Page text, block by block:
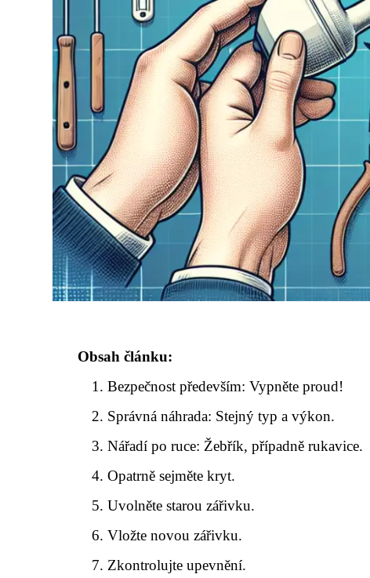
Obsah článku:
Bezpečnost především: Vypněte proud!
Správná náhrada: Stejný typ a výkon.
Nářadí po ruce: Žebřík, případně rukavice.
Opatrně sejměte kryt.
Uvolněte starou zářivku.
Vložte novou zářivku.
Zkontrolujte upevnění.